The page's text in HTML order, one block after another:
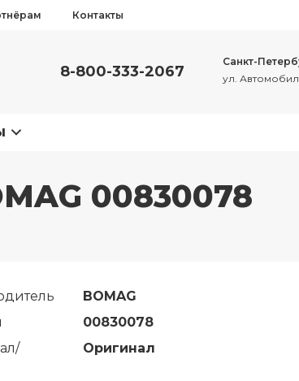
Контакты
8-800-333-2067
Санкт-
ул.
00830078
BOMAG
00830078
Оригинал